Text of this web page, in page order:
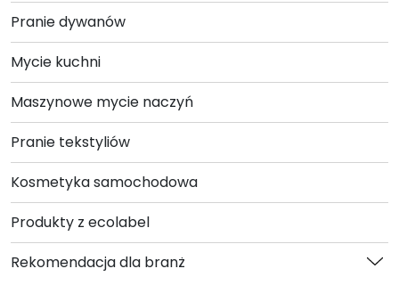
Pranie dywanów
Mycie kuchni
Maszynowe mycie naczyń
Pranie tekstyliów
Kosmetyka samochodowa
Produkty z ecolabel
Rekomendacja dla branż